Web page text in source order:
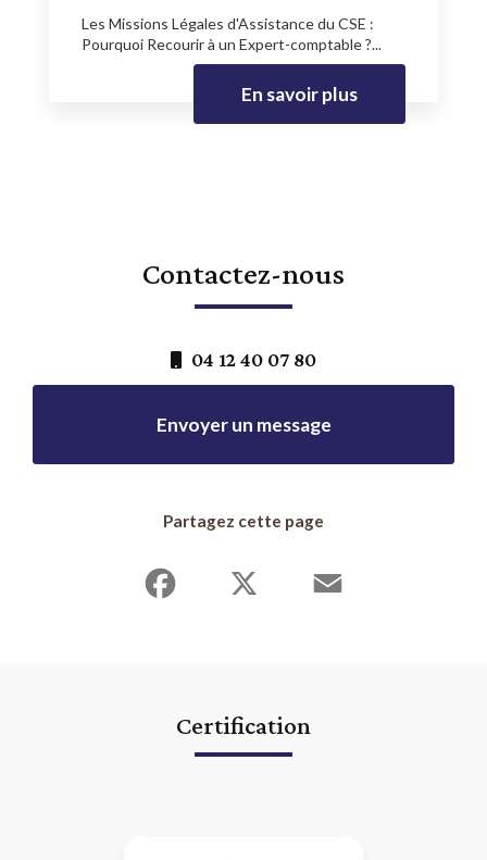
Les Missions Légales d'Assistance du CSE :
Pourquoi Recourir à un Expert-comptable ?...
En savoir plus
Contactez-nous
04 12 40 07 80
Envoyer un message
Partagez cette page
Certification